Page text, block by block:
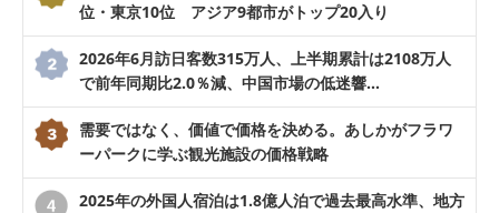
位・東京10位 アジア9都市がトップ20入り
2026年6月訪日客数315万人、上半期累計は2108万人
で前年同期比2.0％減、中国市場の低迷響…
需要ではなく、価値で価格を決める。あしかがフラワ
ーパークに学ぶ観光施設の価格戦略
2025年の外国人宿泊は1.8億人泊で過去最高水準、地方